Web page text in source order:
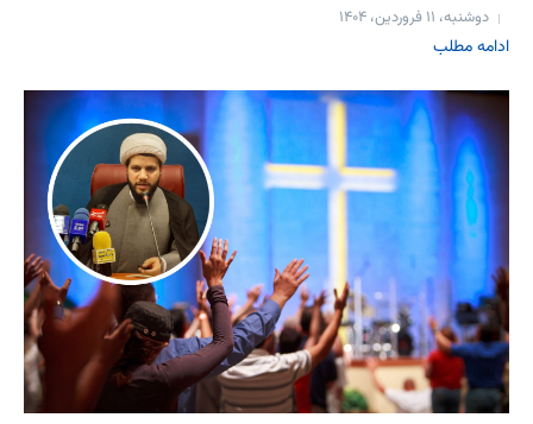
دوشنبه، ۱۱ فروردین، ۱۴۰۴
ادامه مطلب